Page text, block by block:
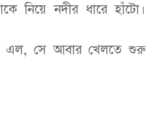
নদীর ধারে হাঁটো।
এল, সে আবার খেলতে শুরু